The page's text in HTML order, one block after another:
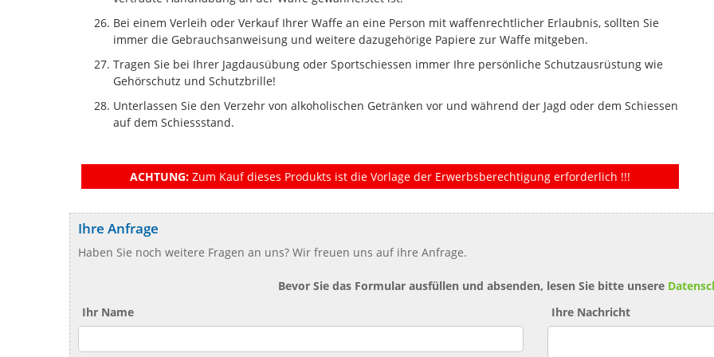
Bei einem Verleih oder Verkauf Ihrer Waffe an eine Person mit waffenrechtlicher Erlaubnis, sollten Sie
immer die Gebrauchsanweisung und weitere dazugehörige Papiere zur Waffe mitgeben.
Tragen Sie bei Ihrer Jagdausübung oder Sportschiessen immer Ihre persönliche Schutzausrüstung wie
Gehörschutz und Schutzbrille!
Unterlassen Sie den Verzehr von alkoholischen Getränken vor und während der Jagd oder dem Schiessen
auf dem Schiessstand.
ACHTUNG: Zum Kauf dieses Produkts ist die Vorlage der Erwerbsberechtigung erforderlich !!!
Ihre Anfrage
Haben Sie noch weitere Fragen an uns? Wir freuen uns auf ihre Anfrage.
Bevor Sie das Formular ausfüllen und absenden, lesen Sie bitte unsere
Ihr Name
Ihre Nachricht